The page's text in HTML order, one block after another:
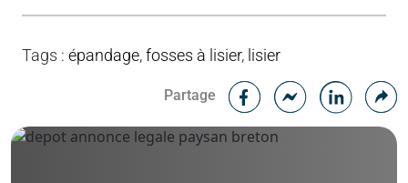
Tags : épandage,fosses à lisier, lisier
Partage
Facebook
Messenger
Linked